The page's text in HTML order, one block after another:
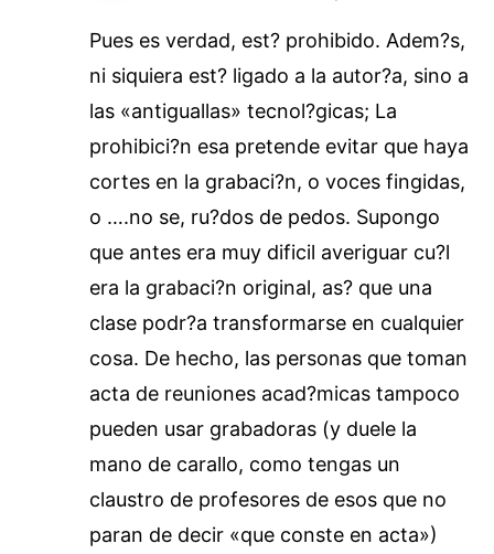
Pues es verdad, est? prohibido. Adem?s,
ni siquiera est? ligado a la autor?a, sino a
las «antiguallas» tecnol?gicas; La
prohibici?n esa pretende evitar que haya
cortes en la grabaci?n, o voces fingidas,
o ….no se, ru?dos de pedos. Supongo
que antes era muy dificil averiguar cu?l
era la grabaci?n original, as? que una
clase podr?a transformarse en cualquier
cosa. De hecho, las personas que toman
acta de reuniones acad?micas tampoco
pueden usar grabadoras (y duele la
mano de carallo, como tengas un
claustro de profesores de esos que no
paran de decir «que conste en acta»)